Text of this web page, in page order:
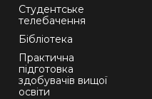
Студентське
телебачення
Бібліотека
Практична
підготовка
здобувачів вищої
освіти